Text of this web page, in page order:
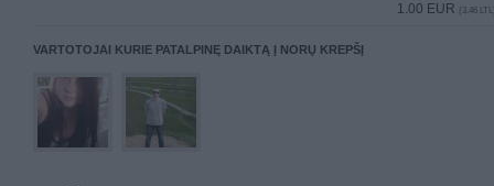
1.00 EUR (3,46
VARTOTOJAI KURIE PATALPINĘ DAIKTĄ Į NORŲ KREPŠĮ